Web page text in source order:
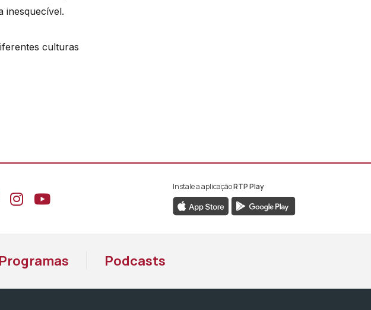
inesquecível.
culturas
Aceder ao Facebook da RTP África
Aceder ao Instagram da RTP África
Aceder ao YouTube da RTP África
Instale a aplicaçãoRTP Play
Programas Podcasts